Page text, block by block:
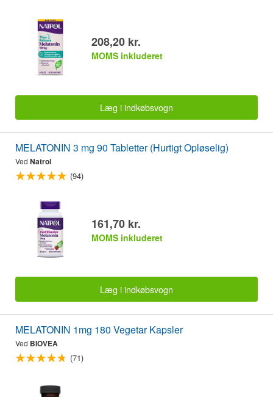
208,20 kr.
MOMS inkluderet
Læg i indkøbsvogn
MELATONIN 3 mg 90 Tabletter (Hurtigt Opløselig)
Ved Natrol
(94)
161,70 kr.
MOMS inkluderet
Læg i indkøbsvogn
MELATONIN 1mg 180 Vegetar Kapsler
Ved BIOVEA
(71)